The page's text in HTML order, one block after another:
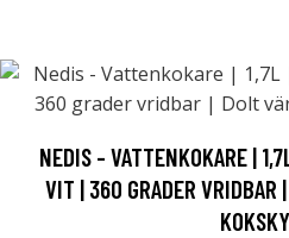
NEDIS - VATTENKOKARE |
VIT | 360 GRADER VRIDBAR